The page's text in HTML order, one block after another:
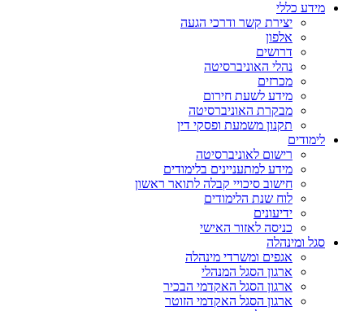
מידע כללי
יצירת קשר ודרכי הגעה
אלפון
דרושים
נהלי האוניברסיטה
מכרזים
מידע לשעת חירום
מבקרת האוניברסיטה
תקנון משמעת ופסקי דין
לימודים
רישום לאוניברסיטה
מידע למתעניינים בלימודים
חישוב סיכויי קבלה לתואר ראשון
לוח שנת הלימודים
ידיעונים
כניסה לאזור האישי
סגל ומינהלה
אגפים ומשרדי מינהלה
ארגון הסגל המנהלי
ארגון הסגל האקדמי הבכיר
ארגון הסגל האקדמי הזוטר